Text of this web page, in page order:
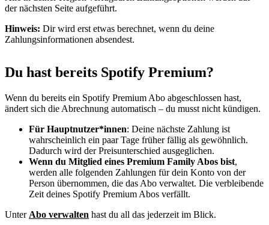
der nächsten Seite aufgeführt.
Hinweis: Dir wird erst etwas berechnet, wenn du deine
Zahlungsinformationen absendest.
Du hast bereits Spotify Premium?
Wenn du bereits ein Spotify Premium Abo abgeschlossen hast,
ändert sich die Abrechnung automatisch – du musst nicht kündigen.
Für Hauptnutzer*innen: Deine nächste Zahlung ist
wahrscheinlich ein paar Tage früher fällig als gewöhnlich.
Dadurch wird der Preisunterschied ausgeglichen.
Wenn du Mitglied eines Premium Family Abos bist,
werden alle folgenden Zahlungen für dein Konto von der
Person übernommen, die das Abo verwaltet. Die verbleibende
Zeit deines Spotify Premium Abos verfällt.
Unter Abo verwalten hast du all das jederzeit im Blick.